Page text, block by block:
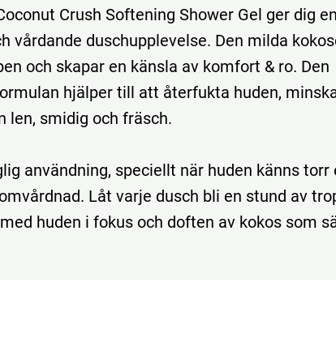
Crush Softening Shower Gel ger dig
vårdande duschupplevelse. Den milda
och skapar en känsla av komfort & ro. Den
hjälper till att återfukta huden,
len, smidig och fräsch.
användning, speciellt när huden känns torr
Låt varje dusch bli en stund av
huden i fokus och doften av kokos som